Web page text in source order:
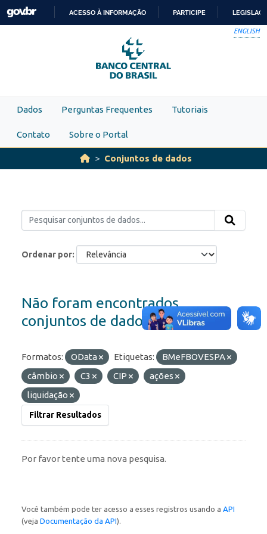
Skip to main content
PARA
O
CONTEÚDO
ACESSO À INFORMAÇÃO PARTICIPE
ENGLISH
Dados Perguntas Frequentes Tutoriais
Contato Sobre o Portal
Conjuntos de dados
Ordenar por
Não foram encontrados
conjuntos de dados
Formatos: OData Etiquetas:
BMeFBOVESPA
câmbio
C3 CIP
ações
liquidação
Filtrar Resultados
Por favor tente uma nova pesquisa.
Você também pode ter acesso a esses registros usando a API
(veja Documentação da API).